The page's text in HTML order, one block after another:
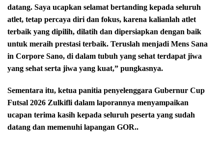
datang. Saya ucapkan selamat bertanding kepada seluruh
atlet, tetap percaya diri dan fokus, karena kalianlah atlet
terbaik yang dipilih, dilatih dan dipersiapkan dengan baik
untuk meraih prestasi terbaik. Teruslah menjadi Mens Sana
in Corpore Sano, di dalam tubuh yang sehat terdapat jiwa
yang sehat serta jiwa yang kuat,” pungkasnya.
Sementara itu, ketua panitia penyelenggara Gubernur Cup
Futsal 2026 Zulkifli dalam laporannya menyampaikan
ucapan terima kasih kepada seluruh peserta yang sudah
datang dan memenuhi lapangan GOR..